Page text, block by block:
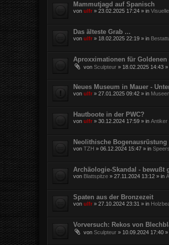
Mammutjagd auf Spanisch
von ulfr » 23.02.2025 17:24 » in
Das älteste Grab ...
von ulfr » 18.02.2025 22:19 » in
Aproxximationen für
von Sculpteur » 18.02.2025 14:43 »
Neues Museum in Mauer -
von ulfr » 27.01.2025 09:42 » in
Hautboote in der PWC?
von ulfr » 30.12.2024 17:59 » in Antiker
Neolithische Bogenausrüstung
von TZH » 06.12.2024 15:47 » in
Archäologie-Skandal - bewußt
von Blattspitze » 27.11.2024 13:12 » in
Spaten aus der Bronzezeit
von ulfr » 27.10.2024 23:31 » in
Vorversuch: Rekos von
von Sculpteur » 10.09.2024 17:40 »